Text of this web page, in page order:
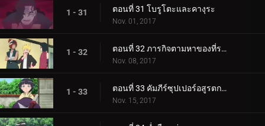
1 - 31 ตอนที่ 31 โบรูโตะและคางุระ
Nov. 01, 2017
1 - 32 ตอนที่ 32 ภารกิจตามหาของที่ระลึก
Nov. 08, 2017
1 - 33 ตอนที่ 33 คัมภีร์ซุปเปอร์อสูรตกต่ำ!
Nov. 15, 2017